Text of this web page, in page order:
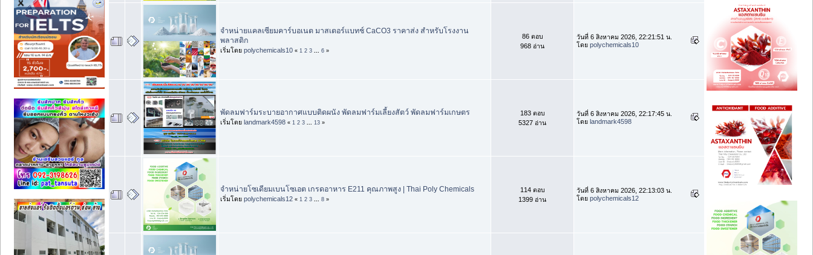
จำหน่ายแคลเซียมคาร์บอเนต มาสเตอร์แบทช์ CaCO3 ราคาส่ง สำหรับโรงงาน
พลาสติก
เริ่มโดย polychemicals10 « 1 2 3 6 »
86 ตอบ
968 อ่าน
วันที่ 6 สิงหาคม 2026, 22:21:51 น.
โดย polychemicals10
พัดลมฟาร์มระบายอากาศแบบติดผนัง พัดลมฟาร์มเลี้ยงสัตว์ พัดลมฟาร์มเกษตร
เริ่มโดย landmark4598 « 1 2 3 13 »
183 ตอบ
5327 อ่าน
วันที่ 6 สิงหาคม 2026, 22:17:45 น.
โดย landmark4598
จำหน่ายโซเดียมเบนโซเอต เกรดอาหาร E211 คุณภาพสูง | Thai Poly Chemicals
เริ่มโดย polychemicals12 « 1 2 3 8 »
114 ตอบ
1399 อ่าน
วันที่ 6 สิงหาคม 2026, 22:13:03 น.
โดย polychemicals12